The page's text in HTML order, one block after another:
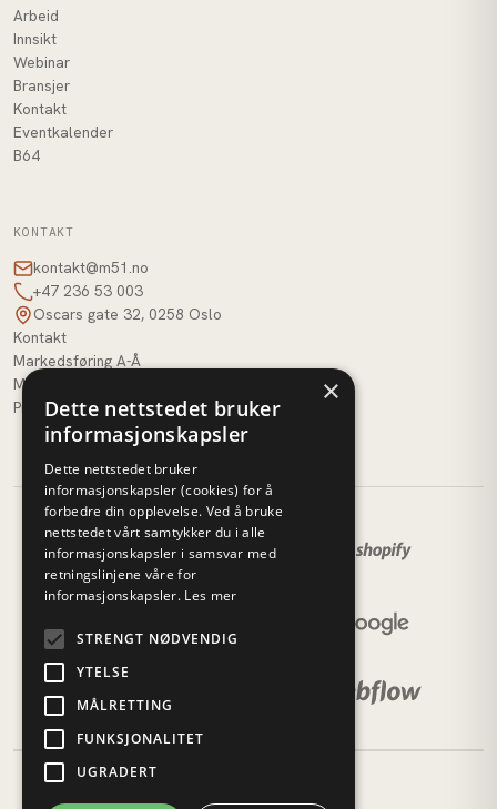
Arbeid
Innsikt
Webinar
Bransjer
Kontakt
Eventkalender
B64
KONTAKT
kontakt@m51.no
+47 236 53 003
Oscars gate 32, 0258 Oslo
Kontakt
Markedsføring A-Å
M51 AI
Profilbank
×
Dette nettstedet bruker
informasjonskapsler
Dette nettstedet bruker
informasjonskapsler (cookies) for å
forbedre din opplevelse. Ved å bruke
nettstedet vårt samtykker du i alle
informasjonskapsler i samsvar med
retningslinjene våre for
informasjonskapsler. Les mer
STRENGT NØDVENDIG
YTELSE
MÅLRETTING
FUNKSJONALITET
UGRADERT